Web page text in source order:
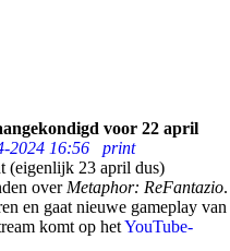
voor 22 april
2024 16:56
print
(eigenlijk 23 april dus)
over Metaphor: ReFantazio.
en gaat nieuwe gameplay van
komt op hetYouTube-